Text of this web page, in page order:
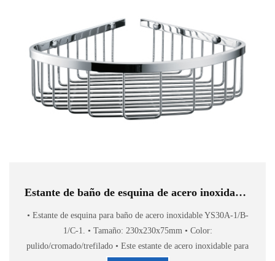
Estante de baño de esquina de acero inoxidable YS30
• Estante de esquina para baño de acero inoxidable YS30A-1/B-
1/C-1. • Tamaño: 230x230x75mm • Color:
pulido/cromado/trefilado • Este estante de acero inoxidable para